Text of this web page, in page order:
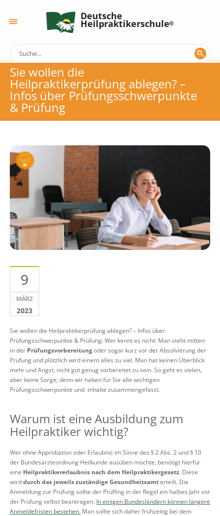
Deutsche
Heilpraktikerschule
Sie wollen die
Heilpraktikerprüfung ablegen? –
Infos über Prüfungsschwerpunkte
& Prüfung
9
MÄRZ
2023
Sie wollen die Heilpraktikerprüfung ablegen? – Infos über
Prüfungsschwerpunkte & Prüfung: Wer kennt es nicht: Man steht mitten
in der Prüfungsvorbereitungoder sogar kurz vor der Absolvierung der
Prüfung und plötzlich wird einem alles zu viel. Man hat keinen Überblick
mehr und Angst, nicht gut genug vorbereitet zu sein. So geht es vielen,
aber keine Sorge, denn wir haben für Sie alle wichtigen
Prüfungsschwerpunkte und -inhalte zusammengefasst.
Warum ist eine Ausbildung zum
Heilpraktiker wichtig?
Wer ohne Approbation oder Erlaubnis im Sinne des § 2 Abs. 2 und § 10
der Bundesärzteordnung Heilkunde ausüben möchte, benötigt hierfür
eine Heilpraktikererlaubnis nach dem Heilpraktikergesetz. Diese
wirddurch das jeweils zuständigeGesundheitsamterteilt. Die
Anmeldung zur Prüfung sollte der Prüfling in der Regel ein halbes Jahr vor
der Prüfung selbst beantragen. In einigen Bundesländern können längere
Anmeldefristen bestehen. Man sollte sich daher frühzeitig bei dem